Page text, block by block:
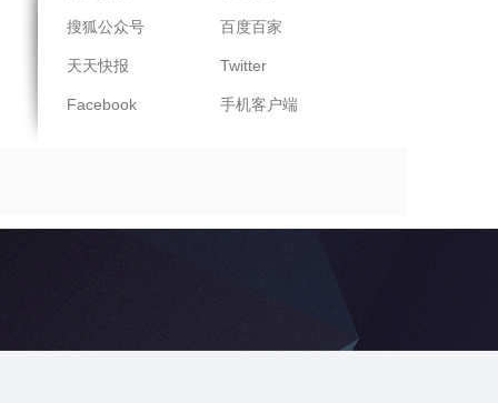
搜狐公众号 百度百家
天天快报 Twitter
Facebook 手机客户端